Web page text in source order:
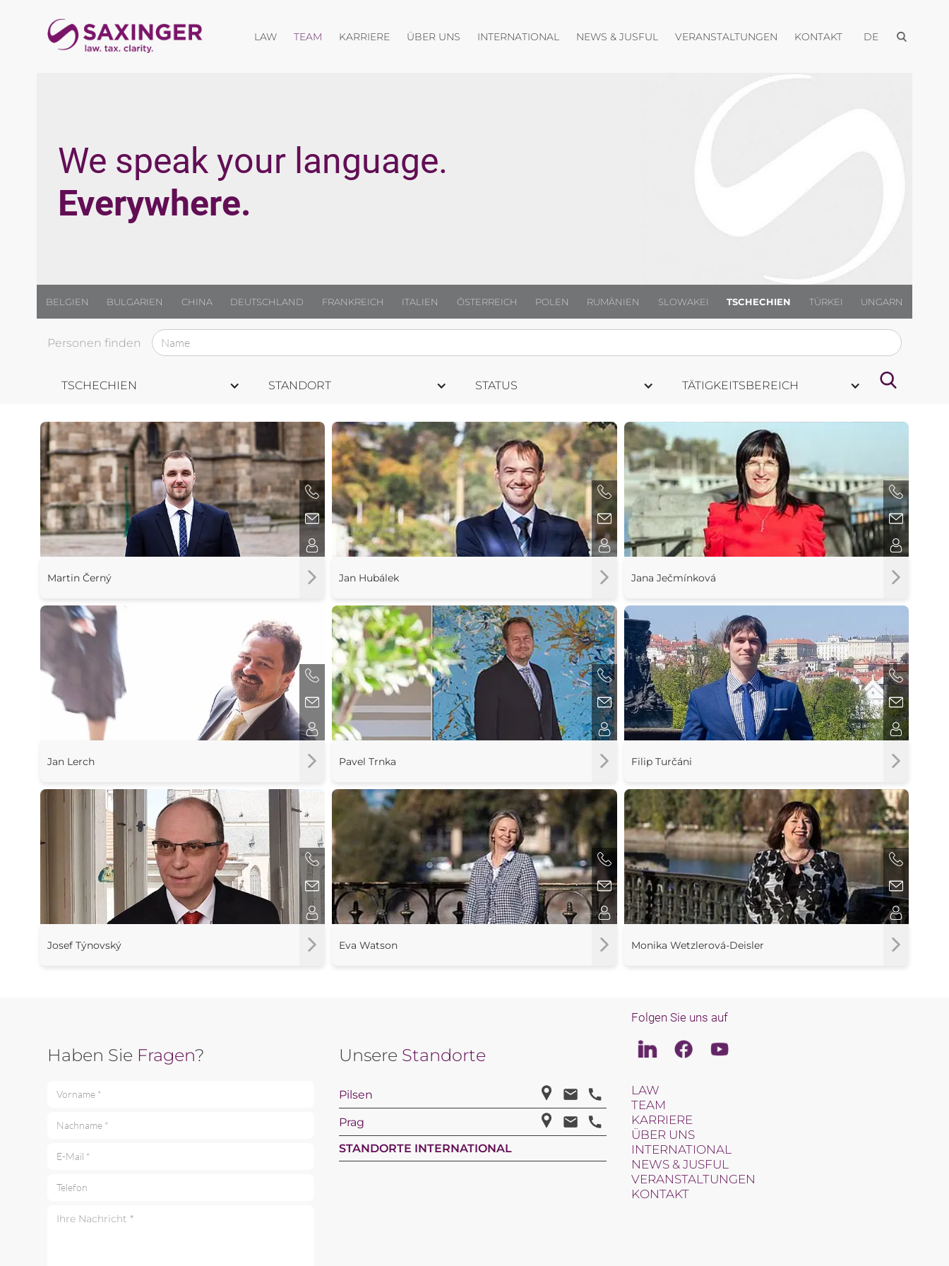
LAWMenü öffnen
TEAM KARRIEREMenü öffnen
ÜBER UNS Menü öffnen
INTERNATIONAL Menü öffnen
NEWS & JUSFUL Menü öffnen
VERANSTALTUNGEN Menü öffnen
KONTAKTMenü öffnen
DE Menü öffnen
We speak your language.
Everywhere.
BELGIEN BULGARIEN CHINA DEUTSCHLAND FRANKREICH ITALIEN ÖSTERREICH POLEN RUMÄNIEN SLOWAKEI TSCHECHIEN TÜRKEI UNGARN
Personen finden
TSCHECHIEN STANDORT STATUS TÄTIGKEITSBEREICH
Martin Černý Jan Hubálek Jana Ječmínková
Jan Lerch Pavel Trnka Filip Turčáni
Josef Týnovský Eva Watson Monika Wetzlerová-Deisler
Haben Sie Fragen?
Vorname *
Nachname *
E-Mail *
Telefon
Unsere Standorte
Pilsen
Prag
STANDORTE INTERNATIONAL
Folgen Sie uns auf
LinkedinFacebookYoutube
LAW
TEAM
KARRIERE
ÜBER UNS
INTERNATIONAL
NEWS & JUSFUL
VERANSTALTUNGEN
KONTAKT